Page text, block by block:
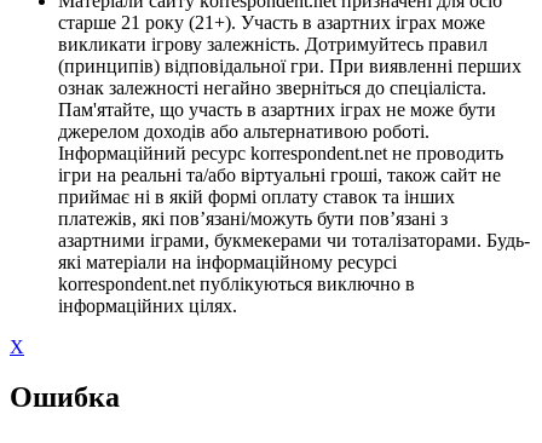
старше 21 року (21+). Участь в азартних іграх може
викликати ігрову залежність. Дотримуйтесь правил
(принципів) відповідальної гри. При виявленні перших
ознак залежності негайно зверніться до спеціаліста.
Пам'ятайте, що участь в азартних іграх не може бути
джерелом доходів або альтернативою роботі.
Інформаційний ресурс korrespondent.net не проводить
ігри на реальні та/або віртуальні гроші, також сайт не
приймає ні в якій формі оплату ставок та інших
платежів, які пов’язані/можуть бути пов’язані з
азартними іграми, букмекерами чи тоталізаторами. Будь-
які матеріали на інформаційному ресурсі
korrespondent.net публікуються виключно в
інформаційних цілях.
X
Ошибка